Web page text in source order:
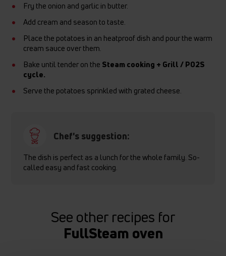
Fry the onion and garlic in butter.
Add cream and season to taste.
Place the potatoes in an heatproof dish and pour the warm
cream sauce over them.
Bake until tender on the Steam cooking + Grill / P02S
cycle.
Serve the potatoes sprinkled with grated cheese.
Chef's suggestion:
The dish is perfect as a lunch for the whole family. So-
called easy and fast cooking.
See other recipes for
FullSteam oven